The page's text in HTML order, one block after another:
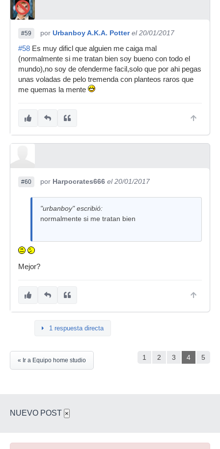
#59 por Urbanboy A.K.A. Potter el 20/01/2017
#58 Es muy dificl que alguien me caiga mal
(normalmente si me tratan bien soy bueno con todo el
mundo),no soy de ofenderme facil,solo que por ahi pegas
unas voladas de pelo tremenda con planteos raros que
me quemas la mente
#60 por Harpocrates666 el 20/01/2017
"urbanboy" escribió:
normalmente si me tratan bien
Mejor?
1 respuesta directa
1 2 3 4 5
« Ir a Equipo home studio
NUEVO POST ×